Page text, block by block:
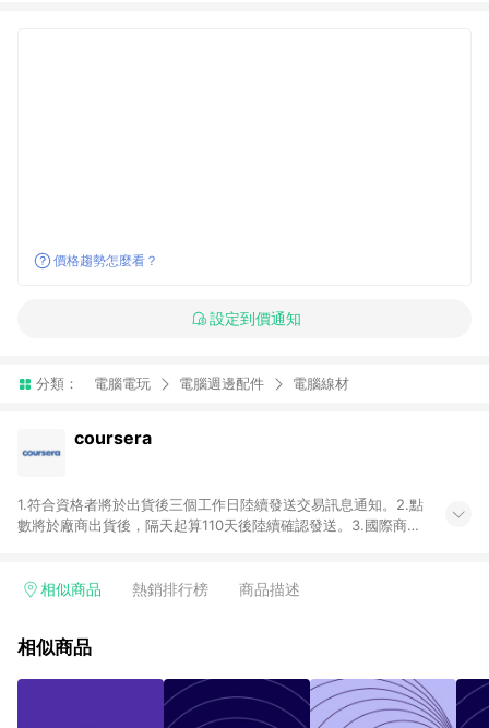
價格趨勢怎麼看？
設定到價通知
分類： 電腦電玩 電腦週邊配件 電腦線材
coursera
1.符合資格者將於出貨後三個工作日陸續發送交易訊息通知。2.點
數將於廠商出貨後，隔天起算110天後陸續確認發送。3.國際商家
用未授權優惠碼不符合贈點資格。6.點數發送依據及返點上限將
品加總金額），亦即點數回饋計算並非以coursera實際購買商品
分運費或稅金，可返點金額將以系統回傳金額為準 8.若於商家
App下單，不符合LINE購物導購資格。
相似商品 熱銷排行榜 商品描述
相似商品